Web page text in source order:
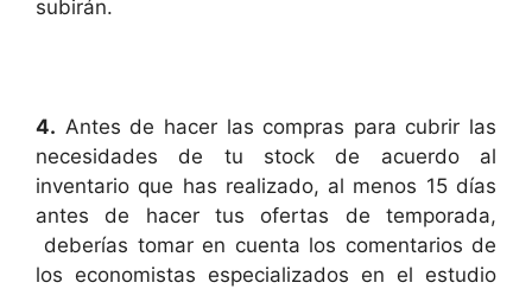
subirán.
4. Antes de hacer las compras para cubrir las
necesidades de tu stock de acuerdo al
inventario que has realizado, al menos 15 días
antes de hacer tus ofertas de temporada,
deberías tomar en cuenta los comentarios de
los economistas especializados en el estudio